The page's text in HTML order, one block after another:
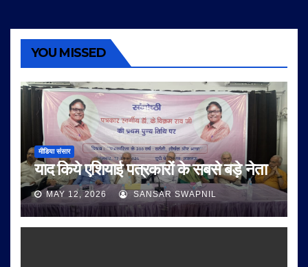
YOU MISSED
मीडिया संसार
याद किये एशियाई पत्रकारों के सबसे बड़े नेता
MAY 12, 2026 SANSAR SWAPNIL